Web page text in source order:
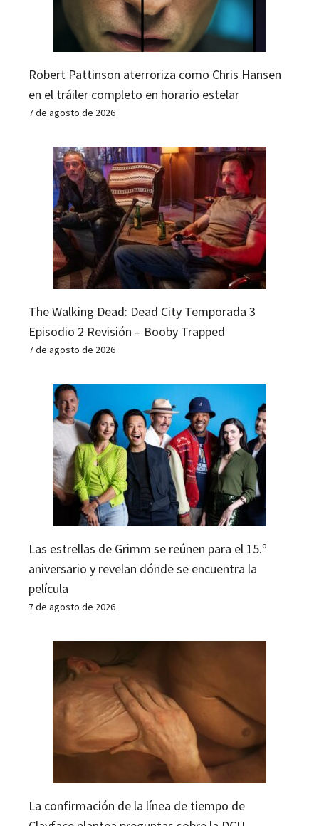
Robert Pattinson aterroriza como Chris Hansen
en el tráiler completo en horario estelar
7 de agosto de 2026
The Walking Dead: Dead City Temporada 3
Episodio 2 Revisión – Booby Trapped
7 de agosto de 2026
Las estrellas de Grimm se reúnen para el 15.º
aniversario y revelan dónde se encuentra la
película
7 de agosto de 2026
La confirmación de la línea de tiempo de